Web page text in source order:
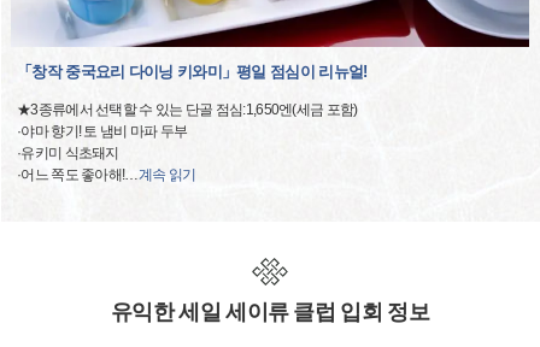
「창작 중국요리 다이닝 키와미」평일 점심이 리뉴얼!
★3종류에서 선택할 수 있는 단골 점심:1,650엔(세금 포함)
·야마 향기! 토 냄비 마파 두부
·유키미 식초돼지
·어느 쪽도 좋아해!…계속 읽기
유익한 세일 세이류 클럽 입회 정보